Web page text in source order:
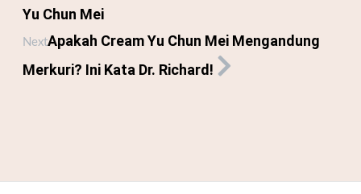
Yu Chun Mei
NextApakah Cream Yu Chun Mei Mengandung
Merkuri? Ini Kata Dr. Richard!